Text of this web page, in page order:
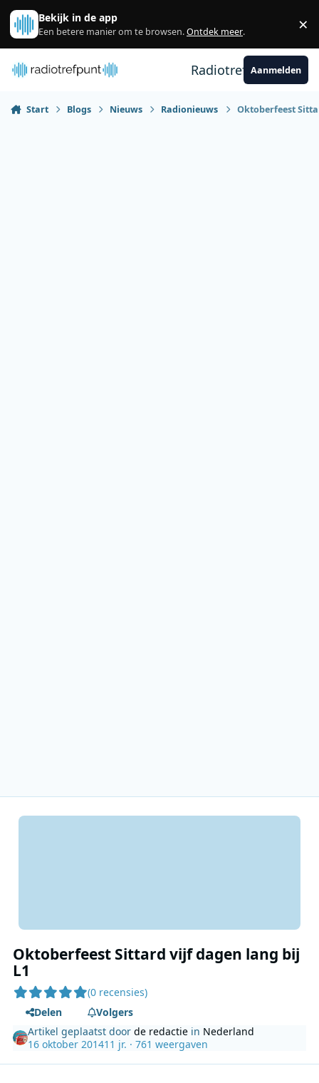
Spring naar bijdragen
Bekijk in de app
Een betere manier om te browsen.Ontdek meer. ×
RadiotrefpuntAanmelden
Start Blogs Nieuws Radionieuws Oktoberfeest
Oktoberfeest Sittard vijf dagen lang bij
L1
(0 recensies)
Delen
Volgers
Artikel geplaatst doorde redactie in Nederland
16 oktober 201411 jr. · 761 weergaven